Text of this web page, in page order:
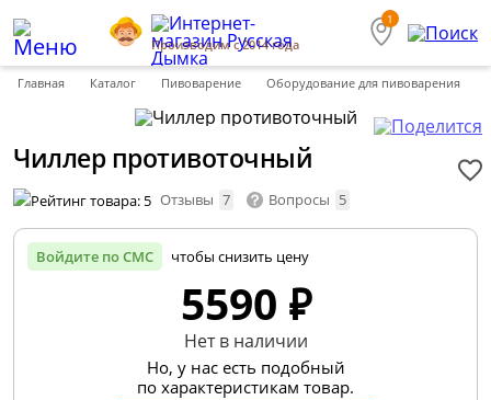
Производим с 2014 года
1
Главная Каталог Пивоварение Оборудование для пивоварения
Чиллер противоточный
Отзывы 7 Вопросы 5
Войдите по СМС чтобы снизить цену
5590 ₽
Нет в наличии
Но, у нас есть подобный
по характеристикам товар.